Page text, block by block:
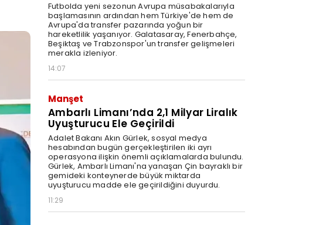
Futbolda yeni sezonun Avrupa müsabakalarıyla
başlamasının ardından hem Türkiye'de hem de
Avrupa'da transfer pazarında yoğun bir
hareketlilik yaşanıyor. Galatasaray, Fenerbahçe,
Beşiktaş ve Trabzonspor'un transfer gelişmeleri
merakla izleniyor.
14:07
Manşet
Ambarlı Limanı’nda 2,1 Milyar Liralık
Uyuşturucu Ele Geçirildi
Adalet Bakanı Akın Gürlek, sosyal medya
hesabından bugün gerçekleştirilen iki ayrı
operasyona ilişkin önemli açıklamalarda bulundu.
Gürlek, Ambarlı Limanı'na yanaşan Çin bayraklı bir
gemideki konteynerde büyük miktarda
uyuşturucu madde ele geçirildiğini duyurdu.
11:29